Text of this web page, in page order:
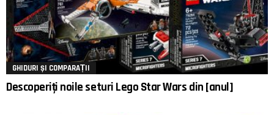
GHIDURI ȘI COMPARAȚII
Descoperiți noile seturi Lego Star Wars din [anul]